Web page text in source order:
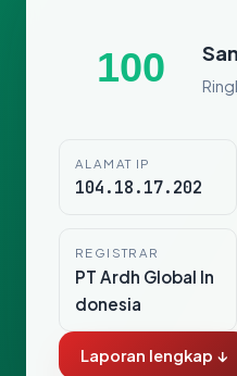
100
ALAMAT IP
104.18.17.202
REGISTRAR
PT Ardh Global In
donesia
Laporan lengkap ↓